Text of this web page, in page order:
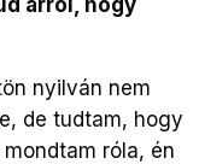
nyilván nem
de tudtam, hogy
róla, én